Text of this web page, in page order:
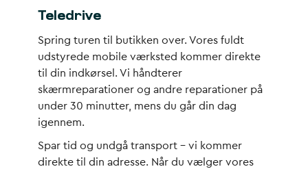
Teledrive
Spring turen til butikken over. Vores fuldt
udstyrede mobile værksted kommer direkte
til din indkørsel. Vi håndterer
skærmreparationer og andre reparationer på
under 30 minutter, mens du går din dag
igennem.
Spar tid og undgå transport – vi kommer
direkte til din adresse. Når du vælger vores